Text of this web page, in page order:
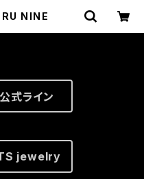
NINE
式ライン
jewelry